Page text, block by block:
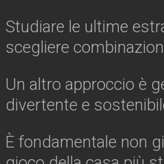
Studiare le ultime
scegliere
Un altro approccio è
divertente e
È fondamentale non